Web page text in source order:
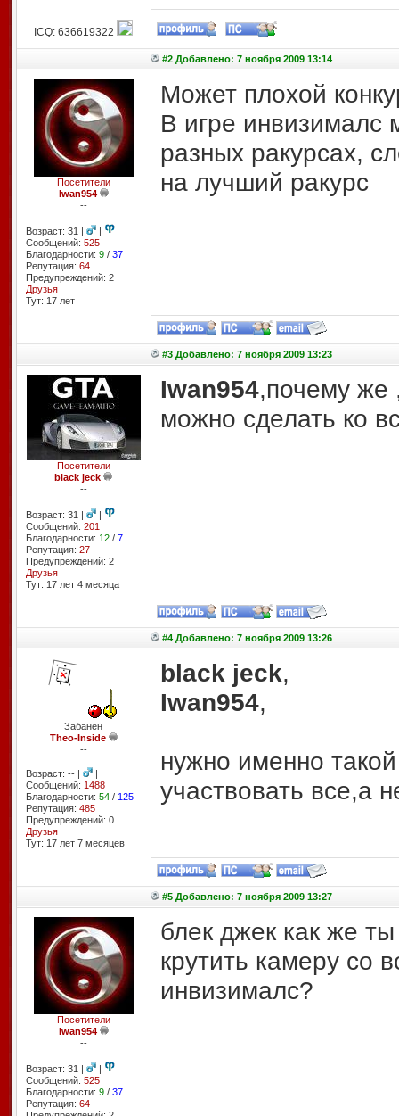
ICQ: 636619322
#2 Добавлено: 7 ноября 2009 13:14
Посетители
Iwan954
--
Возраст: 31 |
|
Сообщений: 525
Благодарности: 9/ 37
Репутация: 64
Предупреждений: 2
Друзья
Тут: 17 лет
Может плохой
В игре инвизималс
разных ракурсах,
на лучший ракурс
#3 Добавлено: 7 ноября 2009 13:23
Посетители
black jeck
--
Возраст: 31 |
|
Сообщений: 201
Благодарности: 12/ 7
Репутация: 27
Предупреждений: 2
Друзья
Тут: 17 лет 4 месяцa
Iwan954,почему же
можно сделать ко
#4 Добавлено: 7 ноября 2009 13:26
Забанен
Theo-Inside
--
Возраст: -- |
|
Сообщений: 1488
Благодарности: 54/ 125
Репутация: 485
Предупреждений: 0
Друзья
Тут: 17 лет 7 месяцев
black jeck,
Iwan954,
нужно именно
участвовать все,а
#5 Добавлено: 7 ноября 2009 13:27
Посетители
Iwan954
--
Возраст: 31 |
|
Сообщений: 525
Благодарности: 9/ 37
Репутация: 64
блек джек как же
крутить камеру со
инвизималс?